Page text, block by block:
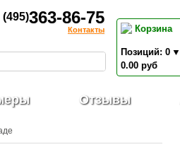
(495)363-86-75
Контакты Корзина
Позиций: 0
0.00 руб
Отзывы